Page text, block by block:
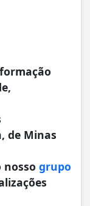
de Minas
nosso grupo